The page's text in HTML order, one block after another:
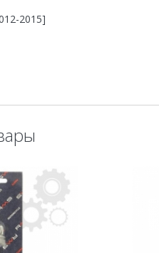
2015]